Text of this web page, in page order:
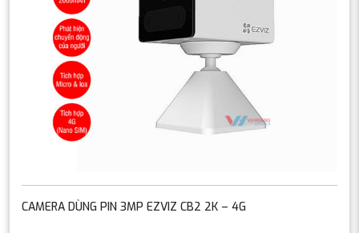
CAMERA DÙNG PIN 3MP EZVIZ CB2 2K – 4G